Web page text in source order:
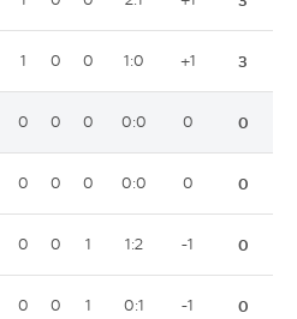
1 0 0 1:0 +1 3
0 0 0 0:0 0 0
0 0 0 0:0 0 0
0 0 1 1:2 -1 0
0 0 1 0:1 -1 0